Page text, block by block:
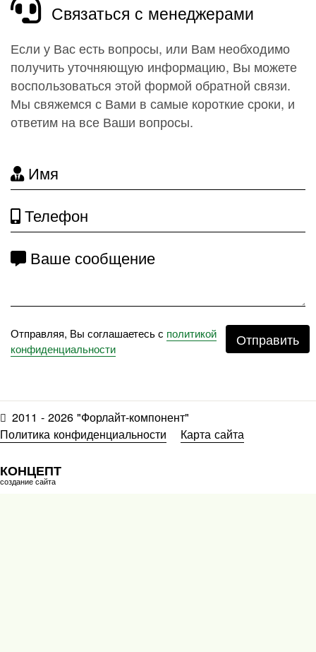
Связаться с менеджерами
Если у Вас есть вопросы, или Вам необходимо
получить уточняющую информацию, Вы можете
воспользоваться этой формой обратной связи.
Мы свяжемся с Вами в самые короткие сроки, и
ответим на все Ваши вопросы.
Имя
Телефон
Ваше сообщение
Отправляя, Вы соглашаетесь с политикой
конфиденциальности
Отправить
2011 - 2026 "Форлайт-компонент"
Политика конфиденциальности
Карта сайта
КОНЦЕПТ
создание сайта